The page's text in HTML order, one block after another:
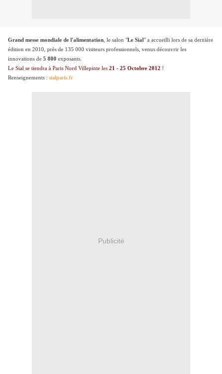
Grand messe mondiale de l'alimentation , le salon "Le Sial" a accueilli lors de sa dernière
édition en 2010, près de 135 000 visiteurs professionnels, venus découvrir les
innovations de 5 800 exposants.
Le Sial se tiendra à Paris Nord Villepinte les 21 - 25 Octobre 2012 !
Renseignements : sialparis.fr
Publicité